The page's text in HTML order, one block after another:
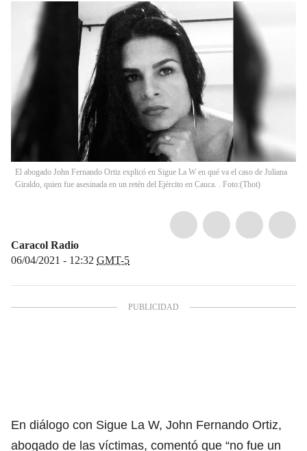
El abogado John Fernando Ortiz explicó en Sigue La W en qué va el caso de Juliana
Giraldo, quien fue asesinada en un retén del Ejército en Cauca. . Foto:(Thot)
Caracol Radio
06/04/2021 - 12:32 GMT-5
En diálogo con Sigue La W, John Fernando Ortiz,
abogado de las víctimas, comentó que “no fue un